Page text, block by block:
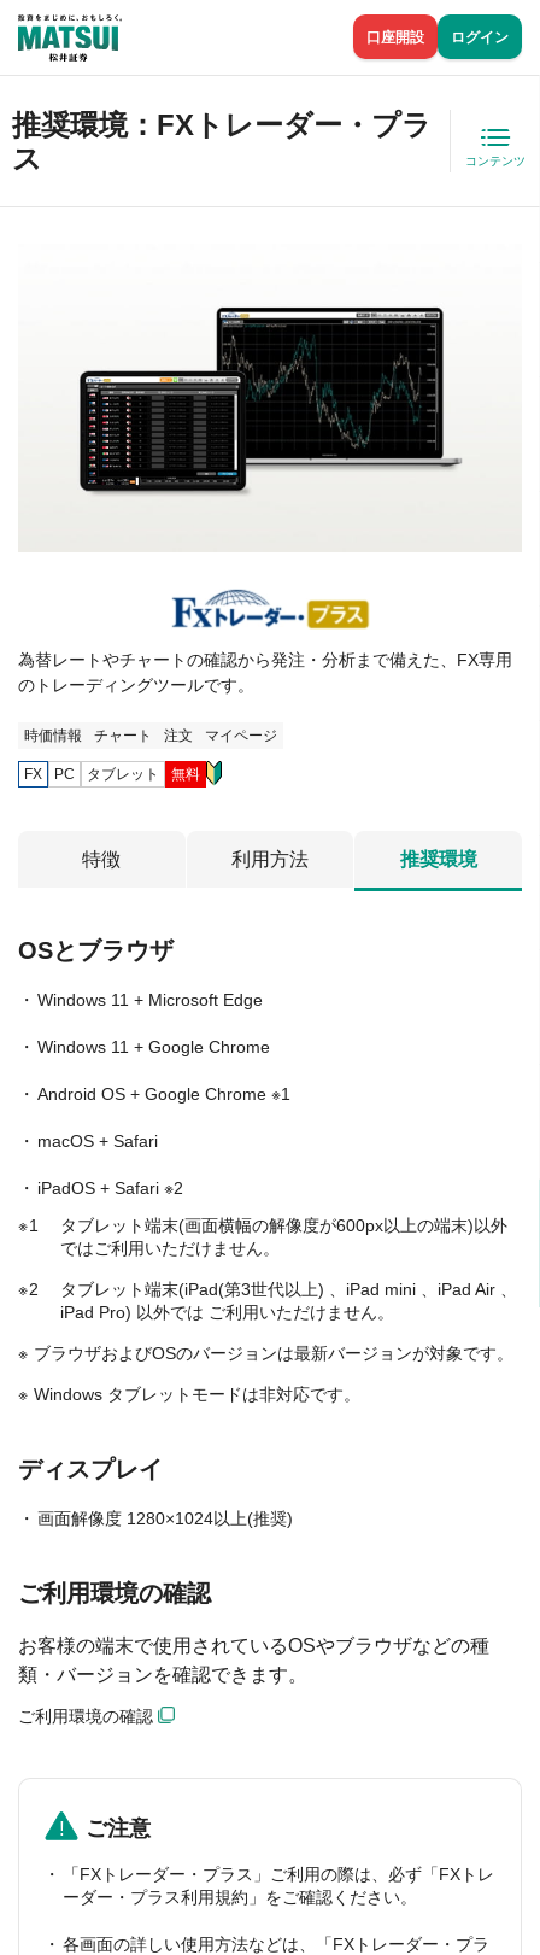
口座開設 ログイン
推奨環境：FXトレーダー・プラ
ス
コンテンツ
為替レートやチャートの確認から発注・分析まで備えた、FX専用
のトレーディングツールです。
時価情報 チャート 注文 マイページ
FX PC タブレット 無料
特徴 利用方法 推奨環境
OSとブラウザ
Windows 11 + Microsoft Edge
Windows 11 + Google Chrome
Android OS + Google Chrome ※1
macOS + Safari
iPadOS + Safari ※2
1
タブレット端末(画面横幅の解像度が600px以上の端末)以外
ではご利用いただけません。
2
タブレット端末(iPad(第3世代以上) 、iPad mini 、iPad Air 、
iPad Pro) 以外では ご利用いただけません。
ブラウザおよびOSのバージョンは最新バージョンが対象です。
Windows タブレットモードは非対応です。
ディスプレイ
画面解像度 1280×1024以上(推奨)
ご利用環境の確認
お客様の端末で使用されているOSやブラウザなどの種
類・バージョンを確認できます。
ご利用環境の確認
ご注意
「FXトレーダー・プラス」ご利用の際は、必ず「FXトレ
ーダー・プラス利用規約」をご確認ください。
各画面の詳しい使用方法などは、「FXトレーダー・プラ